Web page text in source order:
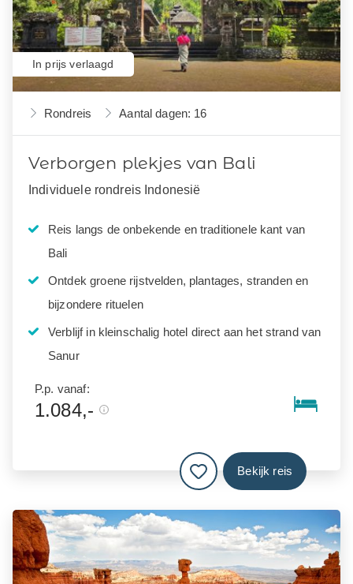
Rondreis Aantal dagen: 16
Verborgen plekjes van Bali
Individuele rondreis Indonesië
Reis langs de onbekende en traditionele kant van
Bali
Ontdek groene rijstvelden, plantages, stranden en
bijzondere rituelen
Verblijf in kleinschalig hotel direct aan het strand van
Sanur
In prijs verlaagd
P.p. vanaf:
1.084,-
Bekijk reis